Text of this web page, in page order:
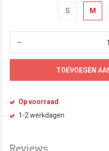
S M
TOEVOEGEN
Op voorraad
1-2 werkdagen
Reviews